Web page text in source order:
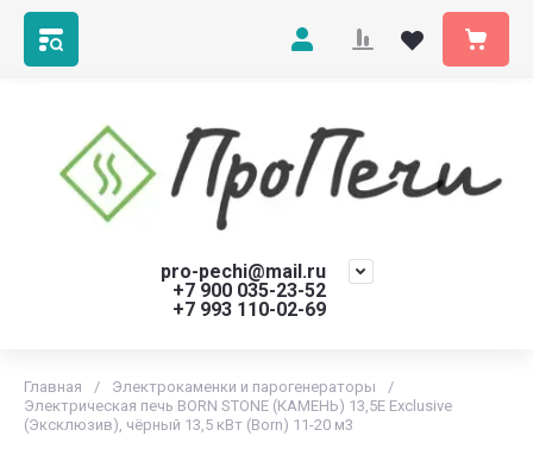
pro-pechi@mail.ru
+7 900 035-23-52
+7 993 110-02-69
Главная / Электрокаменки и парогенераторы
/
Электрическая печь BORN STONE (КАМЕНЬ) 13,5E Exclusive
(Эксклюзив), чёрный 13,5 кВт (Born) 11-20 м3